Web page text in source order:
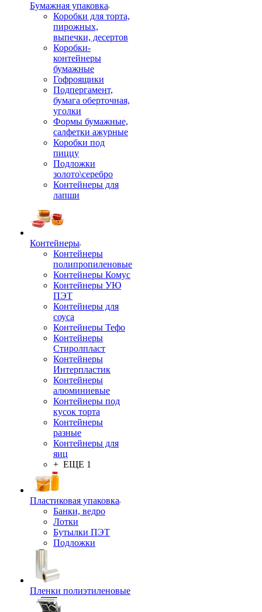
Бумажная упаковка
Коробки для торта,
пирожных,
выпечки, десертов
Коробки-
контейнеры
бумажные
Гофроящики
Подпергамент,
бумага оберточная,
уголки
Формы бумажные,
салфетки ажурные
Коробки под
пиццу
Подложки
золото\серебро
Контейнеры для
лапши
Контейнеры
Контейнеры
полипропиленовые
Контейнеры Комус
Контейнеры УЮ
ПЭТ
Контейнеры для
соуса
Контейнеры Тефо
Контейнеры
Стиролпласт
Контейнеры
Интерпластик
Контейнеры
алюминиевые
Контейнеры под
кусок торта
Контейнеры
разные
Контейнеры для
яиц
+ ЕЩЕ 1
Пластиковая упаковка
Банки, ведро
Лотки
Бутылки ПЭТ
Подложки
Пленки полиэтиленовые